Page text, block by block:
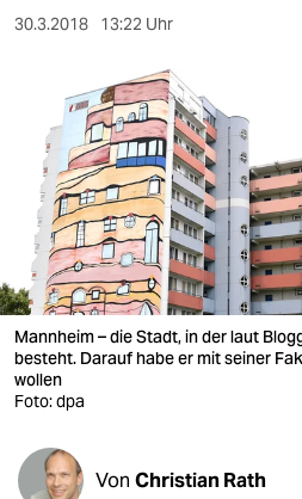
berlin
nord
wahrheit
verlag
verlag
veranstaltungen
shop
fragen & hilfe
30.3.2018 13:22 Uhr
Mannheim – die Stadt, in der laut
besteht. Darauf habe er mit seiner
wollen
Foto: dpa
Von Christian Rath